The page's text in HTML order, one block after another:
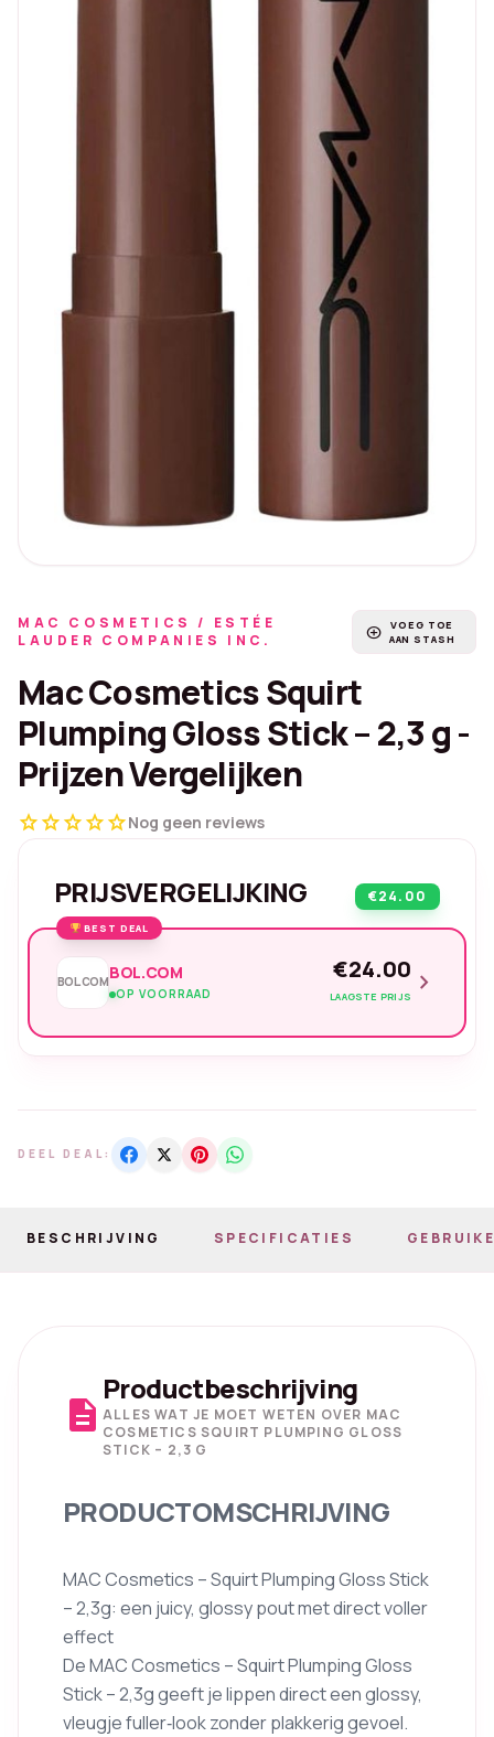
MAC COSMETICS / ESTÉE
LAUDER COMPANIES INC.
add_circle
VOEG TOE
AAN STASH
Mac Cosmetics Squirt
Plumping Gloss Stick – 2,3 g -
Prijzen Vergelijken
starstarstarstarstarNog geen reviews
PRIJSVERGELIJKING €24.00
BEST DEAL
BOL.COMBOL.COM
OP VOORRAAD
€24.00
LAAGSTE PRIJS chevron_right
DEEL DEAL:
BESCHRIJVING SPECIFICATIES
description
Productbeschrijving
ALLES WAT JE MOET WETEN OVER MAC
COSMETICS SQUIRT PLUMPING GLOSS
STICK – 2,3 G
PRODUCTOMSCHRIJVING
MAC Cosmetics – Squirt Plumping Gloss Stick
– 2,3g: een juicy, glossy pout met direct voller
effect
De MAC Cosmetics – Squirt Plumping Gloss
Stick – 2,3g geeft je lippen direct een glossy,
vleugje fuller‑look zonder plakkerig gevoel.